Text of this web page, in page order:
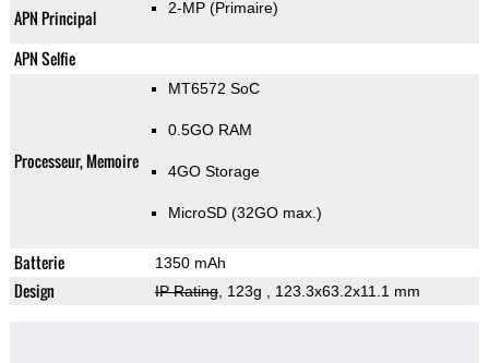
APN Principal 2-MP (Primaire)
APN Selfie
Processeur, Memoire
MT6572 SoC
0.5GO RAM
4GO Storage
MicroSD (32GO max.)
Batterie 1350 mAh
Design IP Rating, 123g , 123.3x63.2x11.1 mm